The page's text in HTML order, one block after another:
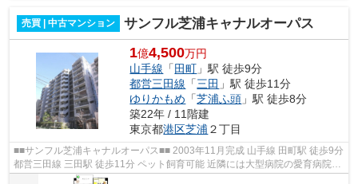
売買 | 中古マンション サンフル芝浦キャナルオーパス
1億4,500万円
山手線 「 田町 」駅 徒歩9分
都営三田線 「三田 」駅 徒歩11分
ゆりかもめ 「芝浦ふ頭 」駅 徒歩8分
築22年 / 11階建
東京都港区芝浦 ２丁目
■■サンフル芝浦キャナルオーパス■■ 2003年11月完成 山手線 田町駅 徒歩9分
都営三田線 三田駅 徒歩11分 ペット飼育可能 近隣には大型病院の愛育病院や
お子様の遊び場にもなる芝浦...